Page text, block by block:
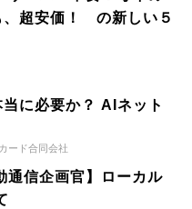
、超安価！ の新しい５
に必要か？ AIネット
ード合同会社
通信企画官】ローカル